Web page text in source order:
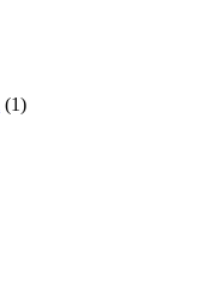
(1)